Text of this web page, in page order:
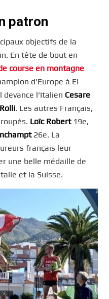
patron
objectifs de la
En tête de bout en
course en montagne
d’Europe à El
devance l’Italien Cesare
. Les autres Français,
Loïc Robert19e,
26e. La
français leur
une belle médaille de
et la Suisse.